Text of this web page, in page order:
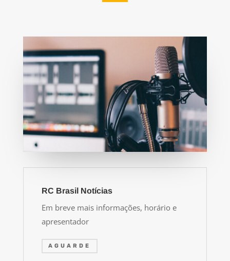
RC Brasil Notícias
Em breve mais informações, horário e
apresentador
AGUARDE